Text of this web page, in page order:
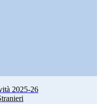
2025-26